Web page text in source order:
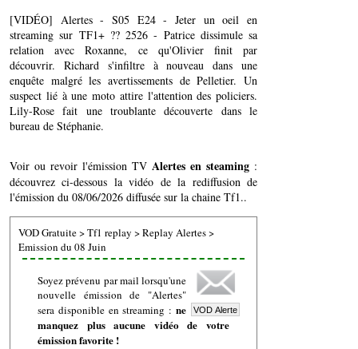
[VIDÉO] Alertes - S05 E24 - Jeter un oeil en
streaming sur TF1+ ?? 2526 - Patrice dissimule sa
relation avec Roxanne, ce qu'Olivier finit par
découvrir. Richard s'infiltre à nouveau dans une
enquête malgré les avertissements de Pelletier. Un
suspect lié à une moto attire l'attention des policiers.
Lily-Rose fait une troublante découverte dans le
bureau de Stéphanie.
Voir ou revoir l'émission TV Alertes en steaming :
découvrez ci-dessous la vidéo de la rediffusion de
l'émission du 08/06/2026 diffusée sur la chaine Tf1..
VOD Gratuite>Tf1 replay >Replay Alertes>
Emission du 08 Juin
Soyez prévenu par mail lorsqu'une
nouvelle émission de "Alertes"
sera disponible en streaming : ne
manquez plus aucune vidéo de votre
émission favorite !